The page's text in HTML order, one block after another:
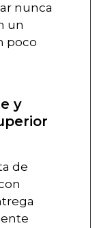
nunca
un
poco
y
de